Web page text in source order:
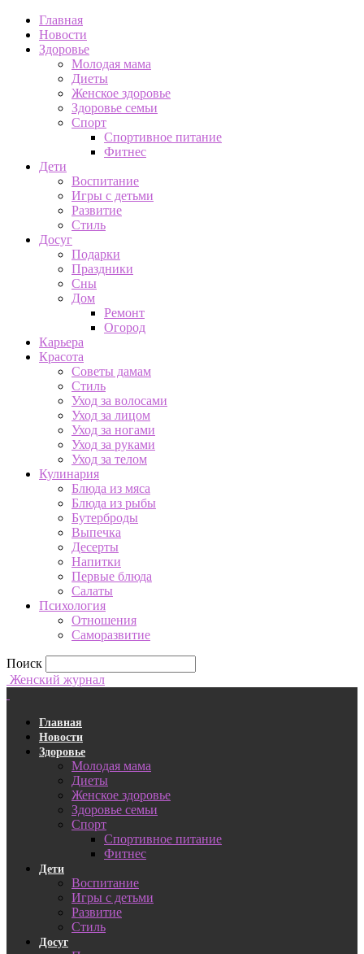
Главная
Новости
Здоровье
Молодая мама
Диеты
Женское здоровье
Здоровье семьи
Спорт
Спортивное питание
Фитнес
Дети
Воспитание
Игры с детьми
Развитие
Стиль
Досуг
Подарки
Праздники
Сны
Дом
Ремонт
Огород
Карьера
Красота
Советы дамам
Стиль
Уход за волосами
Уход за лицом
Уход за ногами
Уход за руками
Уход за телом
Кулинария
Блюда из мяса
Блюда из рыбы
Бутерброды
Выпечка
Десерты
Напитки
Первые блюда
Салаты
Психология
Отношения
Саморазвитие
Поиск
Женский журнал
Главная
Новости
Здоровье
Молодая мама
Диеты
Женское здоровье
Здоровье семьи
Спорт
Спортивное питание
Фитнес
Дети
Воспитание
Игры с детьми
Развитие
Стиль
Досуг